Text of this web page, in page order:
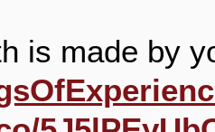
is made by